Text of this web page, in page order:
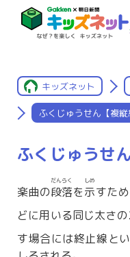
キッズネット
ふくじゅうせん【複縦
ふくじゅうせ
楽曲の段落
だんらく
を示
しめ
すた
どに用いる同じ太さ
す場合には終止線と